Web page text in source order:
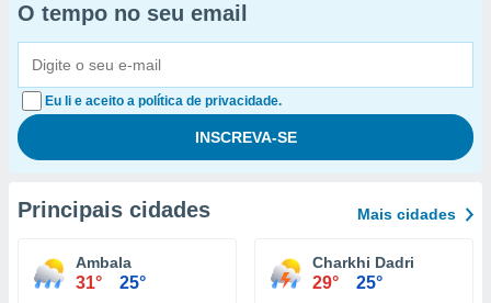
O tempo no seu email
Eu li e aceito a política de privacidade.
Principais cidades Mais cidades
Ambala
31° 25°
Charkhi Dadri
29° 25°